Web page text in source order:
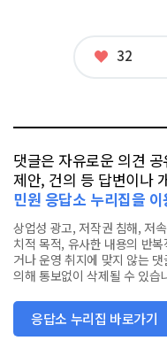
좋
32
댓글은 자유로운 의견
제안, 건의 등 답변이나
민원 응답소 누리집을 이
상업성 광고, 저작권 침해, 저
치적 목적, 유사한 내용의 반
거나 운영 취지에 맞지 않는
의해 통보없이 삭제될 수 있습
응답소 누리집 바로가기